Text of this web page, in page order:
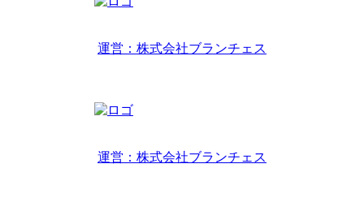
運営：株式会社ブランチェス
運営：株式会社ブランチェス